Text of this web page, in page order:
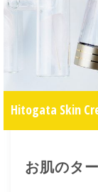
Hitogata Skin
お肌のタ